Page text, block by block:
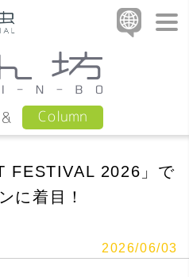
Column
FESTIVAL 2026」で
に着目！
2026/06/03